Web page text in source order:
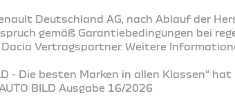
Deutschland AG, nach Ablauf der
gemäß Garantiebedingungen bei
Vertragspartner. Weitere
- Die besten Marken in allen Klassen“
BILD Ausgabe 16/2026